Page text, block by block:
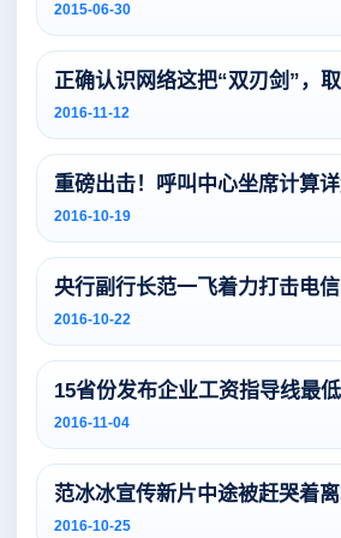
2015-06-30
正确认识网络这把“双刃剑”，
2016-11-12
重磅出击！呼叫中心坐席计算
2016-10-19
央行副行长范一飞着力打击电
2016-10-22
15省份发布企业工资指导线最低
2016-11-04
范冰冰宣传新片中途被赶哭着
2016-10-25